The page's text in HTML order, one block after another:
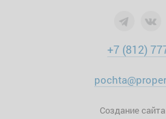
+7 (812)
Создание